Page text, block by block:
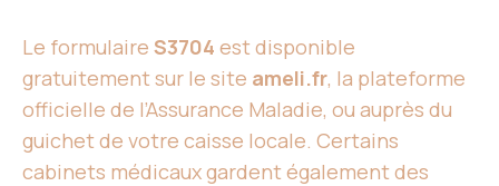
Le formulaire S3704 est disponible
gratuitement sur le site ameli.fr, la plateforme
officielle de l’Assurance Maladie, ou auprès du
guichet de votre caisse locale. Certains
cabinets médicaux gardent également des